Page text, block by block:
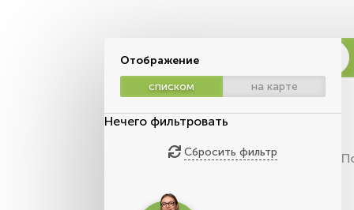
Отображение
списком
на карте
Нечего фильтровать
Сбросить фильтр